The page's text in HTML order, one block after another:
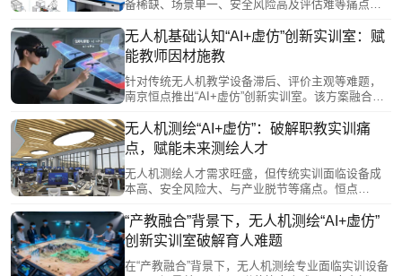
与高素质技能人才培养提供创新路径。
备稀缺、场景单一、安全风险高及评估难等痛点，
过VR/AR/MR技术构建沉浸式实训环境，模拟真实
作业场景与完整物流链条，实现学岗无缝衔接。依
托AI数字教师与智能数据底座，提供实时操作反馈
与个性化指导，有效提升学生实践技能与综合素
养，为低空经济高质量发展培养复合型人才。
无人机基础认知“AI+虚仿”创新实训室：赋
能教师因材施教
针对传统无人机教学设备滞后、评价主观等难题，
南京恒点推出“AI+虚仿”创新实训室。该方案融合人
师、智能数据底座等，实现结构认知可视化、学习
路径个性化与教学管理数字化。系统提供动态出
题、精准评估与自适应训练，助力教师开展精准教
学与科学评价，有效提升实训效率与人才培养质
量。
无人机测绘“AI+虚仿”：破解职教实训痛
点，赋能未来测绘人才
无人机测绘人才需求旺盛，但传统实训面临设备成
本高、安全风险大、与产业脱节等痛点。恒点
术，构建零风险、低成本的沉浸式实训环境，覆盖
多样真实作业场景，突破时空限制。AI提供个性化
评估与指导，虚实融合促进技能精准提升，有效破
解教学难题，赋能学生对接行业需求，培养适应发
“产教融合”背景下，无人机测绘“AI+虚仿”
创新实训室破解育人难题
在“产教融合”背景下，无人机测绘专业面临实训设备